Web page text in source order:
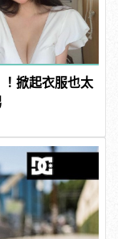
掀起衣服也太